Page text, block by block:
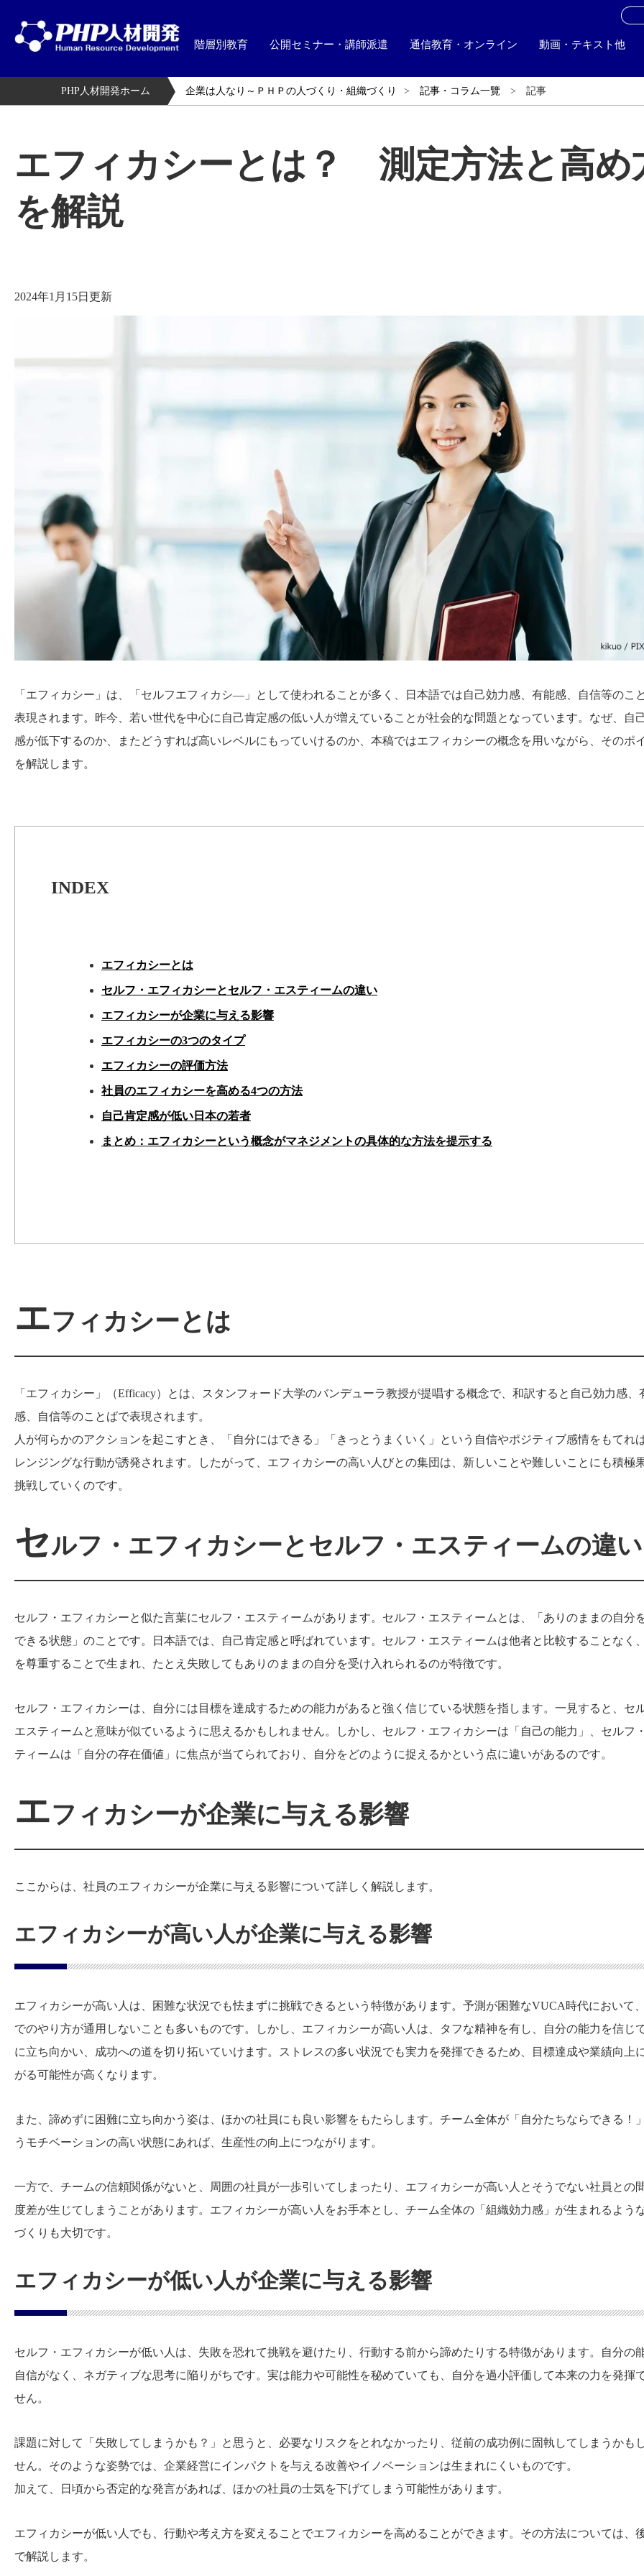
階層別教育 公開セミナー・講師派遣 通信教育・オンライン 動画・テキスト他
PHP人材開発ホーム 企業は人なり～ＰＨＰの人づくり・組織づくり 記事・コラム一覽 記事
エフィカシーとは？ 測定方法と高め
を解説
2024年1月15日更新
「エフィカシー」は、「セルフエフィカシ―」として使われることが多く、日本語では自己効力感、有能感、自信等のこ
表現されます。昨今、若い世代を中心に自己肯定感の低い人が増えていることが社会的な問題となっています。なぜ、自
感が低下するのか、またどうすれば高いレベルにもっていけるのか、本稿ではエフィカシーの概念を用いながら、そのポ
を解説します。
INDEX
エフィカシーとは
セルフ・エフィカシーとセルフ・エスティームの違い
エフィカシーが企業に与える影響
エフィカシーの3つのタイプ
エフィカシーの評価方法
社員のエフィカシーを高める4つの方法
自己肯定感が低い日本の若者
まとめ：エフィカシーという概念がマネジメントの具体的な方法を提示する
エフィカシーとは
「エフィカシー」（Efficacy）とは、スタンフォード大学のバンデューラ教授が提唱する概念で、和訳すると自己効力感、
感、自信等のことばで表現されます。
人が何らかのアクションを起こすとき、「自分にはできる」「きっとうまくいく」という自信やポジティブ感情をもてれ
レンジングな行動が誘発されます。したがって、エフィカシーの高い人びとの集団は、新しいことや難しいことにも積極
挑戦していくのです。
セルフ・エフィカシーとセルフ・エスティームの違い
セルフ・エフィカシーと似た言葉にセルフ・エスティームがあります。セルフ・エスティームとは、「ありのままの自分
できる状態」のことです。日本語では、自己肯定感と呼ばれています。セルフ・エスティームは他者と比較することなく
を尊重することで生まれ、たとえ失敗してもありのままの自分を受け入れられるのが特徴です。
セルフ・エフィカシーは、自分には目標を達成するための能力があると強く信じている状態を指します。一見すると、セ
エスティームと意味が似ているように思えるかもしれません。しかし、セルフ・エフィカシーは「自己の能力」、セルフ
ティームは「自分の存在価値」に焦点が当てられており、自分をどのように捉えるかという点に違いがあるのです。
エフィカシーが企業に与える影響
ここからは、社員のエフィカシーが企業に与える影響について詳しく解説します。
エフィカシーが高い人が企業に与える影響
エフィカシーが高い人は、困難な状況でも怯まずに挑戦できるという特徴があります。予測が困難なVUCA時代において
でのやり方が通用しないことも多いものです。しかし、エフィカシーが高い人は、タフな精神を有し、自分の能力を信じ
に立ち向かい、成功への道を切り拓いていけます。ストレスの多い状況でも実力を発揮できるため、目標達成や業績向上
がる可能性が高くなります。
また、諦めずに困難に立ち向かう姿は、ほかの社員にも良い影響をもたらします。チーム全体が「自分たちならできる！
うモチベーションの高い状態にあれば、生産性の向上につながります。
一方で、チームの信頼関係がないと、周囲の社員が一歩引いてしまったり、エフィカシーが高い人とそうでない社員との
度差が生じてしまうことがあります。エフィカシーが高い人をお手本とし、チーム全体の「組織効力感」が生まれるよう
づくりも大切です。
エフィカシーが低い人が企業に与える影響
セルフ・エフィカシーが低い人は、失敗を恐れて挑戦を避けたり、行動する前から諦めたりする特徴があります。自分の
自信がなく、ネガティブな思考に陥りがちです。実は能力や可能性を秘めていても、自分を過小評価して本来の力を発揮
せん。
課題に対して「失敗してしまうかも？」と思うと、必要なリスクをとれなかったり、従前の成功例に固執してしまうかも
せん。そのような姿勢では、企業経営にインパクトを与える改善やイノベーションは生まれにくいものです。
加えて、日頃から否定的な発言があれば、ほかの社員の士気を下げてしまう可能性があります。
エフィカシーが低い人でも、行動や考え方を変えることでエフィカシーを高めることができます。その方法については、
で解説します。